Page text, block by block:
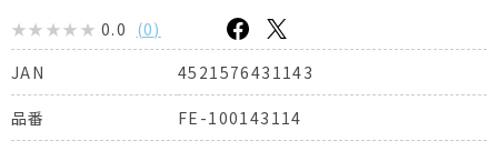
0.0 (0)
JAN
4521576431143
品番 FE-100143114